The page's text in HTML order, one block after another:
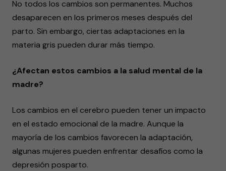
No todos los cambios son permanentes. Muchos
desaparecen en los primeros meses después del
parto. Sin embargo, ciertas adaptaciones en la
materia gris pueden durar más tiempo.
¿Afectan estos cambios a la salud mental de la
madre?
Los cambios en el cerebro pueden tener un impacto
en el estado emocional de la madre. Aunque la
mayoría de los cambios favorecen la adaptación,
algunas mujeres pueden enfrentar desafíos como la
depresión posparto.